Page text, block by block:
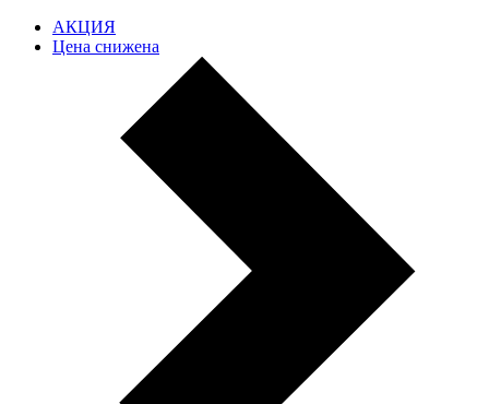
АКЦИЯ
Цена снижена